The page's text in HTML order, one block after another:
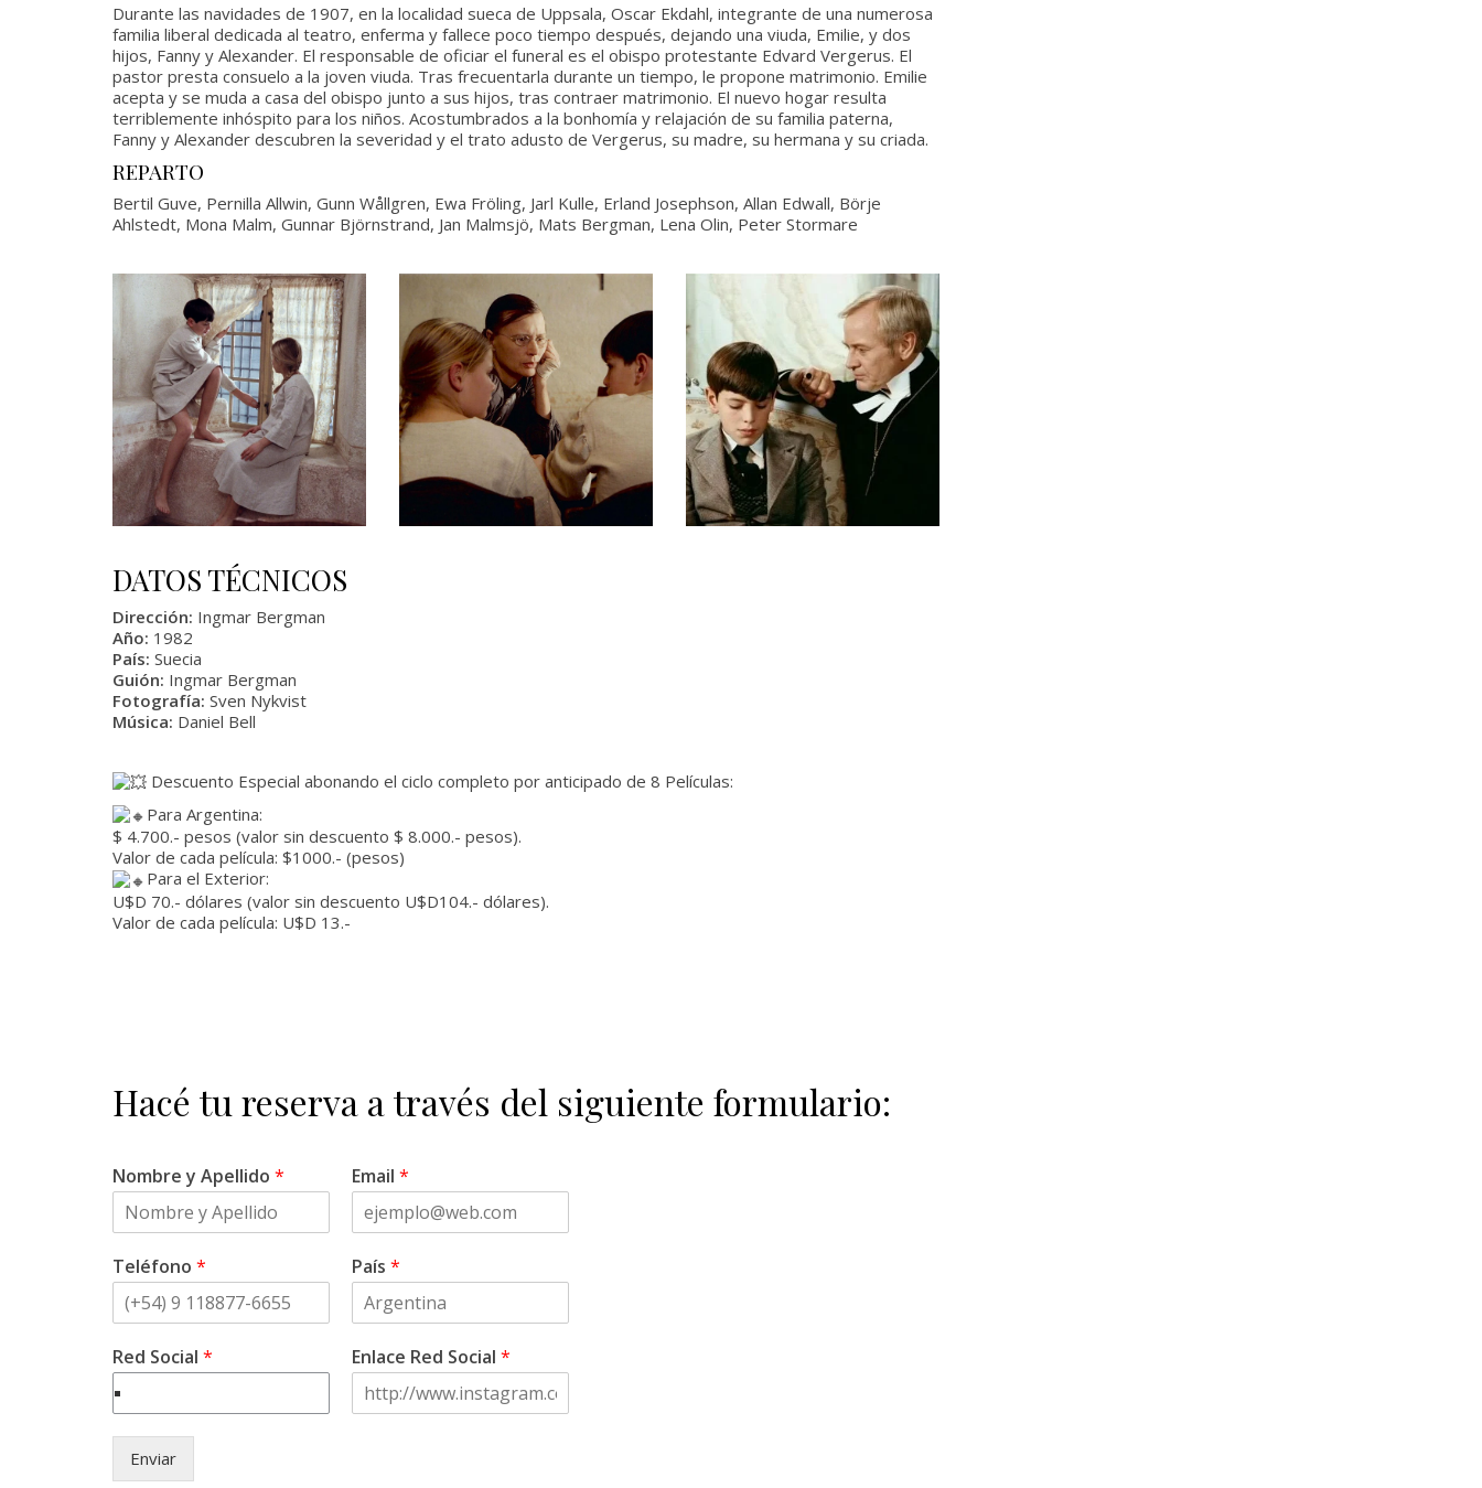
Durante las navidades de 1907, en la localidad sueca de Uppsala, Oscar Ekdahl, integrante de una numerosa
familia liberal dedicada al teatro, enferma y fallece poco tiempo después, dejando una viuda, Emilie, y dos
hijos, Fanny y Alexander. El responsable de oficiar el funeral es el obispo protestante Edvard Vergerus. El
pastor presta consuelo a la joven viuda. Tras frecuentarla durante un tiempo, le propone matrimonio. Emilie
acepta y se muda a casa del obispo junto a sus hijos, tras contraer matrimonio. El nuevo hogar resulta
terriblemente inhóspito para los niños. Acostumbrados a la bonhomía y relajación de su familia paterna,
Fanny y Alexander descubren la severidad y el trato adusto de Vergerus, su madre, su hermana y su criada.
REPARTO
Bertil Guve, Pernilla Allwin, Gunn Wållgren, Ewa Fröling, Jarl Kulle, Erland Josephson, Allan Edwall, Börje
Ahlstedt, Mona Malm, Gunnar Björnstrand, Jan Malmsjö, Mats Bergman, Lena Olin, Peter Stormare
DATOS TÉCNICOS
Dirección: Ingmar Bergman
Año: 1982
País: Suecia
Guión: Ingmar Bergman
Fotografía: Sven Nykvist
Música: Daniel Bell
Descuento Especial abonando el ciclo completo por anticipado de 8 Películas:
Para Argentina:
$ 4.700.- pesos (valor sin descuento $ 8.000.- pesos).
Valor de cada película: $1000.- (pesos)
Para el Exterior:
U$D 70.- dólares (valor sin descuento U$D104.- dólares).
Valor de cada película: U$D 13.-
Hacé tu reserva a través del siguiente formulario:
Nombre y Apellido * Email *
Teléfono * País *
Red Social * Enlace Red Social *
Enviar